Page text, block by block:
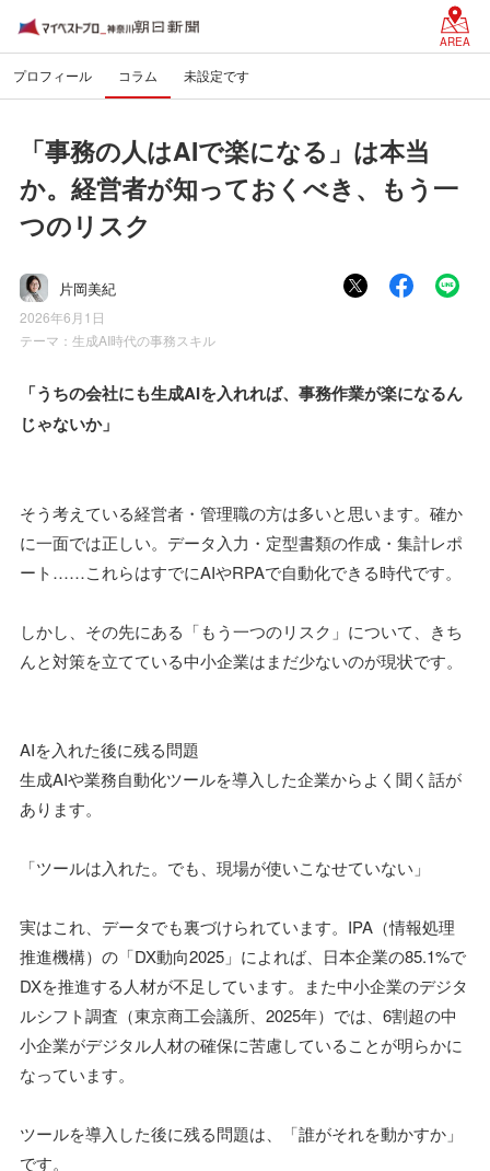
AREA
プロフィール コラム 未設定です
「事務の人はAIで楽になる」は本当
か。経営者が知っておくべき、もう一
つのリスク
片岡美紀
2026年6月1日
テーマ： 生成AI時代の事務スキル
「うちの会社にも生成AIを入れれば、事務作業が楽になるん
じゃないか」
そう考えている経営者・管理職の方は多いと思います。確か
に一面では正しい。データ入力・定型書類の作成・集計レポ
ート……これらはすでにAIやRPAで自動化できる時代です。
しかし、その先にある「もう一つのリスク」について、きち
んと対策を立てている中小企業はまだ少ないのが現状です。
AIを入れた後に残る問題
生成AIや業務自動化ツールを導入した企業からよく聞く話が
あります。
「ツールは入れた。でも、現場が使いこなせていない」
実はこれ、データでも裏づけられています。IPA（情報処理
推進機構）の「DX動向2025」によれば、日本企業の85.1%で
DXを推進する人材が不足しています。また中小企業のデジタ
ルシフト調査（東京商工会議所、2025年）では、6割超の中
小企業がデジタル人材の確保に苦慮していることが明らかに
なっています。
ツールを導入した後に残る問題は、「誰がそれを動かすか」
です。